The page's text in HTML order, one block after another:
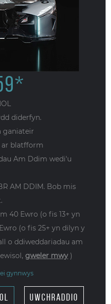
*
diderfyn.
ganiateir
ar blatfform
Am Ddim wedi'u
AM DDIM. Bob mis
40 Ewro (o fis 13+ yn
(o fis 25+ yn dilyn y
o ddiweddariadau am
gweler mwy )
gynnwys
uwchraddio